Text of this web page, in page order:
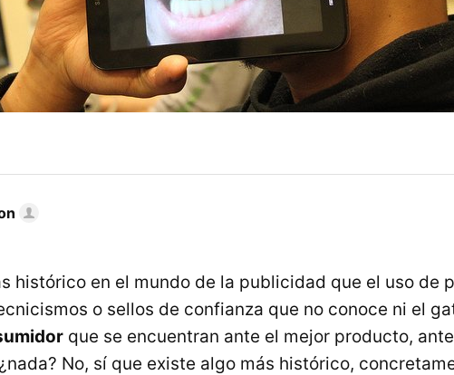
histórico en el mundo de la publicidad que el uso de
o sellos de confianza que no conoce ni el
que se encuentran ante el mejor producto,
No, sí que existe algo más histórico,